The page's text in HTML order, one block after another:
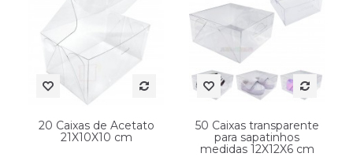
20 Caixas de Acetato
21X10X10 cm
50 Caixas transparente
para sapatinhos
medidas 12X12X6 cm